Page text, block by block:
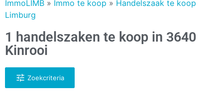
ImmoLIMB » Immo te koop » Handelszaak te koop
Limburg
1 handelszaken te koop in 3640
Kinrooi
Zoekcriteria